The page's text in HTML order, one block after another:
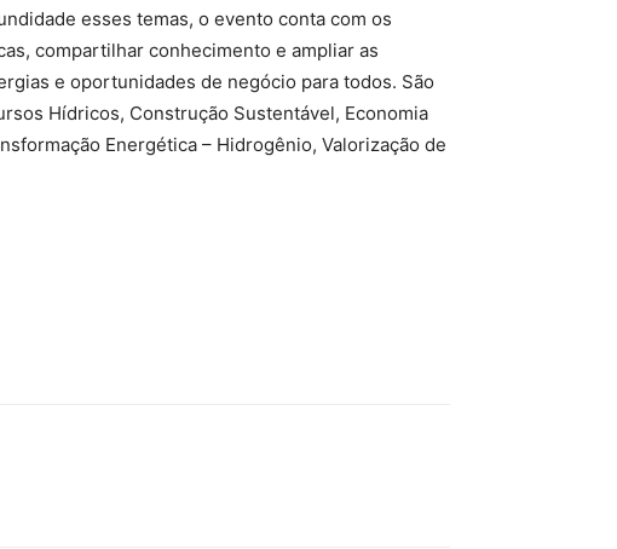
esses temas, o evento conta com os
compartilhar conhecimento e ampliar as
e oportunidades de negócio para todos. São
Hídricos, Construção Sustentável, Economia
Energética – Hidrogênio, Valorização de